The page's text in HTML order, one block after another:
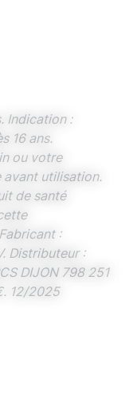
Indication :
16 ans.
ou votre
utilisation.
de santé
:
Distributeur :
DIJON 798 251
12/2025